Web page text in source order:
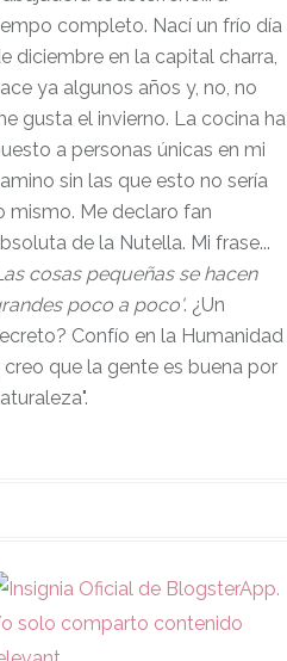
completo. Nací un frío día
diciembre en la capital charra,
ya algunos años y, no, no
gusta el invierno. La cocina ha
a personas únicas en mi
sin las que esto no sería
mismo. Me declaro fan
de la Nutella. Mi frase...
cosas pequeñas se hacen
poco a poco'. ¿Un
Confío en la Humanidad
creo que la gente es buena por